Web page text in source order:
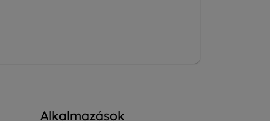
Alkalmazások